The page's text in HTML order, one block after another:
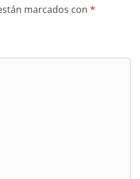
marcados con *